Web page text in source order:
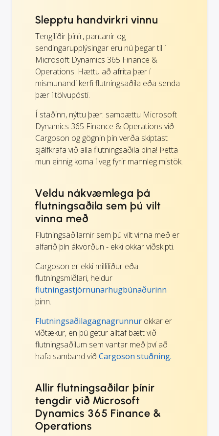
Slepptu handvirkri vinnu
Tengiliðir þínir, pantanir og
sendingarupplýsingar eru nú þegar til í
Microsoft Dynamics 365 Finance &
Operations. Hættu að afrita þær í
mismunandi kerfi flutningsaðila eða senda
þær í tölvupósti.
Í staðinn, nýttu þær: samþættu Microsoft
Dynamics 365 Finance & Operations við
Cargoson og gögnin þín verða skiptast
sjálfkrafa við alla flutningsaðila þína! Þetta
mun einnig koma í veg fyrir mannleg mistök.
Veldu nákvæmlega þá
flutningsaðila sem þú vilt
vinna með
Flutningsaðilarnir sem þú vilt vinna með er
alfarið þín ákvörðun - ekki okkar viðskipti.
Cargoson er ekki milliliður eða
flutningsmiðlari, heldur
flutningastjórnunarhugbúnaðurinn
þinn.
Flutningsaðilagagnagrunnur okkar er
víðtækur, en þú getur alltaf bætt við
flutningsaðilum sem vantar með því að
hafa samband við Cargoson stuðning.
Allir flutningsaðilar þínir
tengdir við Microsoft
Dynamics 365 Finance &
Operations